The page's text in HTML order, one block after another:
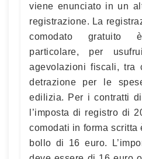
viene enunciato in un
registrazione. La
comodato gratuito
particolare, per
agevolazioni fiscali, tra
detrazione per le
edilizia. Per i contratti
l’imposta di registro di
comodati in forma scritta
bollo di 16 euro.